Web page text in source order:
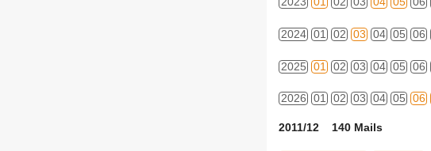
2024 01 02 03 04 05 06
2025 01 02 03 04 05 06
2026 01 02 03 04 05 06
2011/12 140 Mails